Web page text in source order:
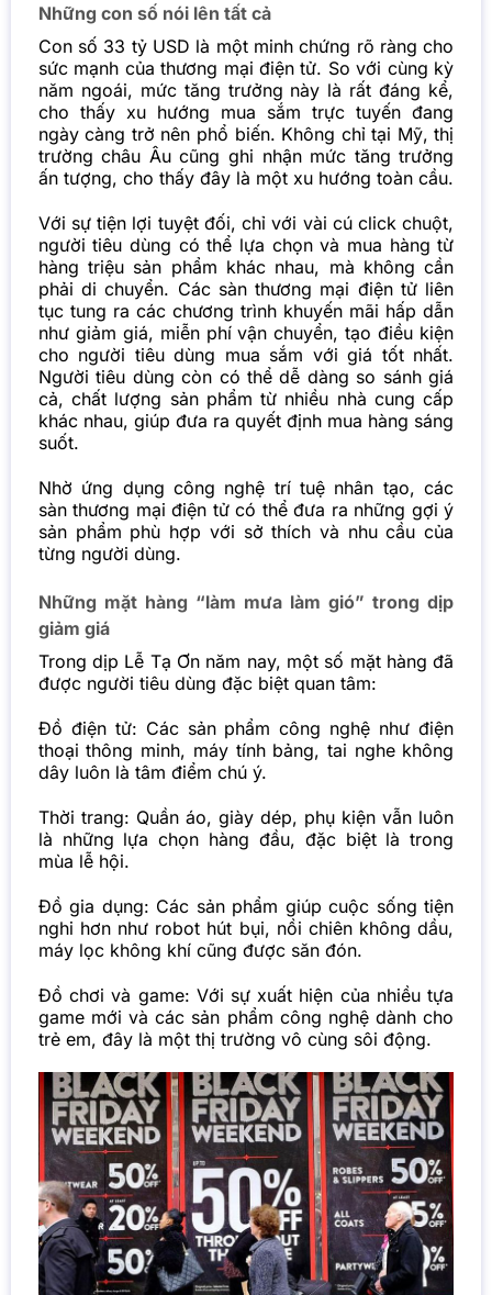
Những con số nói lên tất cả
Con số 33 tỷ USD là một minh chứng rõ ràng cho
sức mạnh của thương mại điện tử. So với cùng kỳ
năm ngoái, mức tăng trưởng này là rất đáng kể,
cho thấy xu hướng mua sắm trực tuyến đang
ngày càng trở nên phổ biến. Không chỉ tại Mỹ, thị
trường châu Âu cũng ghi nhận mức tăng trưởng
ấn tượng, cho thấy đây là một xu hướng toàn cầu.
Với sự tiện lợi tuyệt đối, chỉ với vài cú click chuột,
người tiêu dùng có thể lựa chọn và mua hàng từ
hàng triệu sản phẩm khác nhau, mà không cần
phải di chuyển. Các sàn thương mại điện tử liên
tục tung ra các chương trình khuyến mãi hấp dẫn
như giảm giá, miễn phí vận chuyển, tạo điều kiện
cho người tiêu dùng mua sắm với giá tốt nhất.
Người tiêu dùng còn có thể dễ dàng so sánh giá
cả, chất lượng sản phẩm từ nhiều nhà cung cấp
khác nhau, giúp đưa ra quyết định mua hàng sáng
suốt.
Nhờ ứng dụng công nghệ trí tuệ nhân tạo, các
sàn thương mại điện tử có thể đưa ra những gợi ý
sản phẩm phù hợp với sở thích và nhu cầu của
từng người dùng.
Những mặt hàng “làm mưa làm gió” trong dịp
giảm giá
Trong dịp Lễ Tạ Ơn năm nay, một số mặt hàng đã
được người tiêu dùng đặc biệt quan tâm:
Đồ điện tử: Các sản phẩm công nghệ như điện
thoại thông minh, máy tính bảng, tai nghe không
dây luôn là tâm điểm chú ý.
Thời trang: Quần áo, giày dép, phụ kiện vẫn luôn
là những lựa chọn hàng đầu, đặc biệt là trong
mùa lễ hội.
Đồ gia dụng: Các sản phẩm giúp cuộc sống tiện
nghi hơn như robot hút bụi, nồi chiên không dầu,
máy lọc không khí cũng được săn đón.
Đồ chơi và game: Với sự xuất hiện của nhiều tựa
game mới và các sản phẩm công nghệ dành cho
trẻ em, đây là một thị trường vô cùng sôi động.